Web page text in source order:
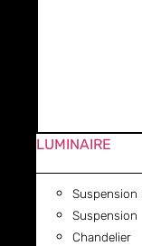
LUMINAIRE
Suspension
Suspension
Chandelier